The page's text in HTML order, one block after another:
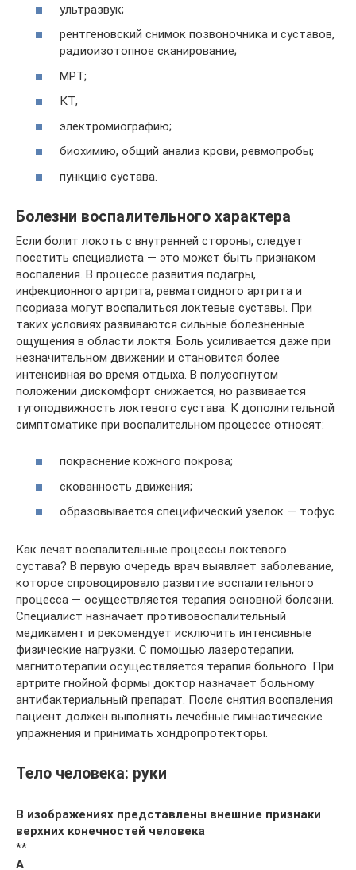
ультразвук;
рентгеновский снимок позвоночника и суставов,
радиоизотопное сканирование;
МРТ;
КТ;
электромиографию;
биохимию, общий анализ крови, ревмопробы;
пункцию сустава.
Болезни воспалительного характера
Если болит локоть с внутренней стороны, следует
посетить специалиста — это может быть признаком
воспаления. В процессе развития подагры,
инфекционного артрита, ревматоидного артрита и
псориаза могут воспалиться локтевые суставы. При
таких условиях развиваются сильные болезненные
ощущения в области локтя. Боль усиливается даже при
незначительном движении и становится более
интенсивная во время отдыха. В полусогнутом
положении дискомфорт снижается, но развивается
тугоподвижность локтевого сустава. К дополнительной
симптоматике при воспалительном процессе относят:
покраснение кожного покрова;
скованность движения;
образовывается специфический узелок — тофус.
Как лечат воспалительные процессы локтевого
сустава? В первую очередь врач выявляет заболевание,
которое спровоцировало развитие воспалительного
процесса — осуществляется терапия основной болезни.
Специалист назначает противовоспалительный
медикамент и рекомендует исключить интенсивные
физические нагрузки. С помощью лазеротерапии,
магнитотерапии осуществляется терапия больного. При
артрите гнойной формы доктор назначает больному
антибактериальный препарат. После снятия воспаления
пациент должен выполнять лечебные гимнастические
упражнения и принимать хондропротекторы.
Тело человека: руки
В изображениях представлены внешние признаки
верхних конечностей человека
**
А